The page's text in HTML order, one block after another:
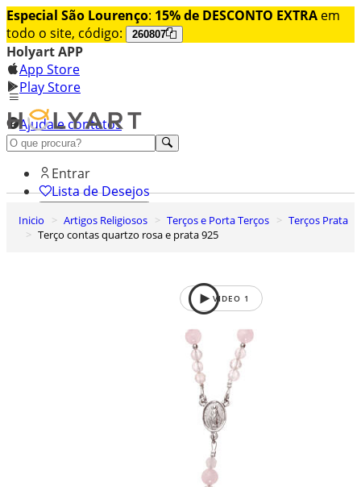
Especial São Lourenço: 15% de DESCONTO EXTRA em
todo o site, código:
260807
Holyart APP
App Store
Play Store
Ajuda e contatos
Conheça premium
Entrar
Lista de Desejos
0
Carrinho de Compras
Inicio Artigos Religiosos Terços e Porta Terços
Terços Prata
Terço contas quartzo rosa e prata 925
VIDEO 1